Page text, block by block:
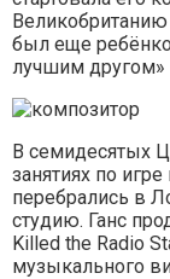
Великобританию
был еще
лучшим другом»
В семидесятых
занятиях по
перебрались в
студию. Ганс
Killed the Radio
музыкального